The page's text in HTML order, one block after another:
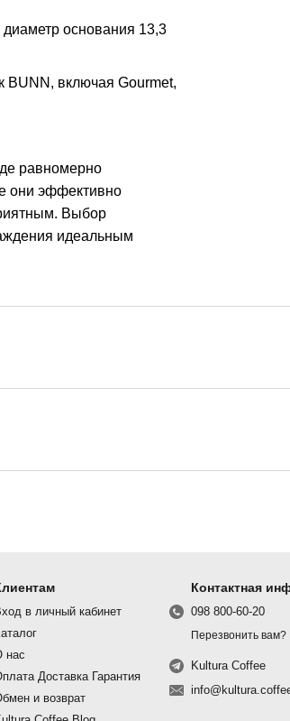
основания 13,3
включая Gourmet,
равномерно
они эффективно
Выбор
идеальным
в личный кабинет
нас
Доставка Гарантия
и возврат
Контактная
098 800-60-20
Перезвонить вам?
Kultura Coffee